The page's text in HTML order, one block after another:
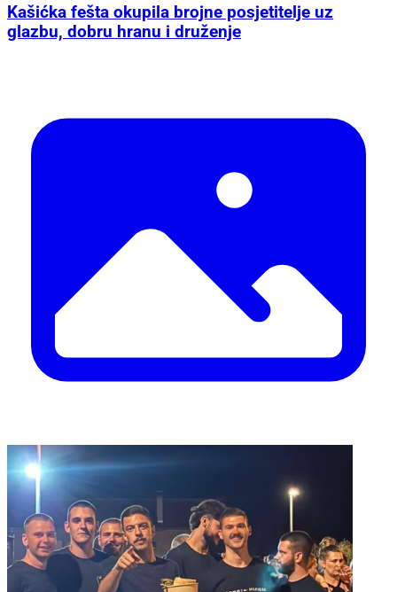
Kašićka fešta okupila brojne posjetitelje uz
glazbu, dobru hranu i druženje